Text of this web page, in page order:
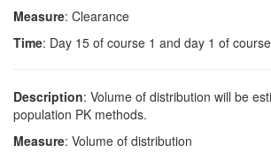
Measure: Clearance
Time: Day 15 of course 1 and day 1 of
Description: Volume of distribution will be
population PK methods.
Measure: Volume of distribution